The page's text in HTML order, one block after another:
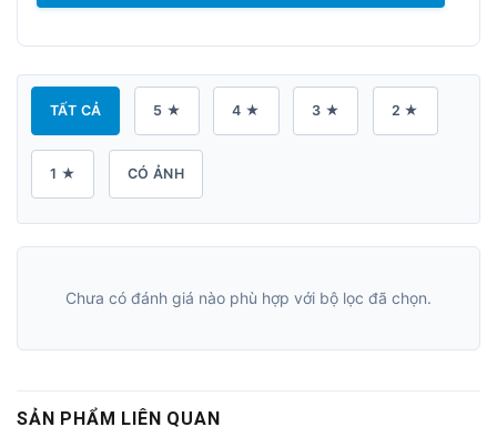
TẤT CẢ 5 ★ 4 ★ 3 ★ 2 ★
1 ★ CÓ ẢNH
Chưa có đánh giá nào phù hợp với bộ lọc đã chọn.
SẢN PHẨM LIÊN QUAN